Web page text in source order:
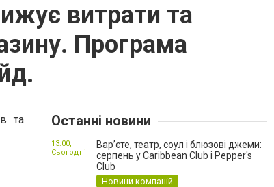
витрати та
Програма
та
Останні новини
Вар’єте, театр, соул і блюзові джеми:
серпень у Caribbean Club і Pepper's
Club
Новини компаній
13:00,
Сьогодні